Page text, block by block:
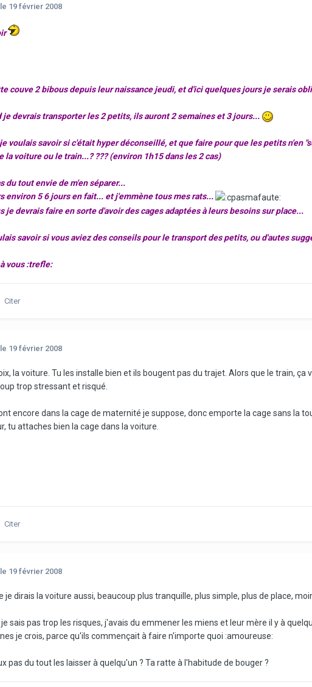
le 19 février 2008
couve 2 bibous depuis leur naissance jeudi, et d'ici quelques jours je serais
je devrais transporter les 2 petits, ils auront 2 semaines et 3 jours...
voulais savoir si c'était hyper déconseillé, et que faire pour que les petits
la voiture ou le train...? ??? (environ 1h15 dans les 2 cas)
du tout envie de m'en séparer...
environ 5 6 jours en fait... et j'emmène tous mes rats...
je devrais faire en sorte d'avoir des cages adaptées à leurs besoins sur place...
savoir si vous aviez des conseils pour le transport des petits, ou d'autes
vous :trefle:
Citer
le 19 février 2008
la voiture. Tu les installe bien et ils bougent pas du trajet. Alors que le train,
trop stressant et risqué.
encore dans la cage de maternité je suppose, donc emporte la cage sans la
tu attaches bien la cage dans la voiture.
Citer
le 19 février 2008
je dirais la voiture aussi, beaucoup plus tranquille, plus simple, plus de place,
sais pas trop les risques, j'avais du emmener les miens et leur mère il y à
je crois, parce qu'ils commençait à faire n'importe quoi :amoureuse:
pas du tout les laisser à quelqu'un ? Ta ratte à l'habitude de bouger ?